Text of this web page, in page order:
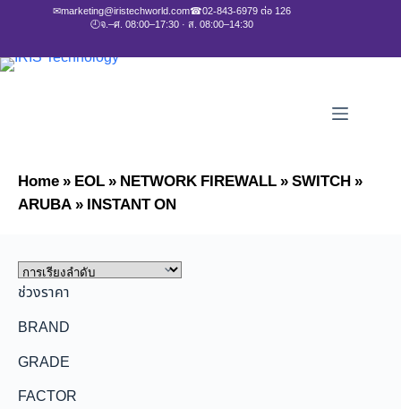
✉marketing@iristechworld.com☎02-843-6979 ต่อ 126
🕘จ.–ศ. 08:00–17:30 · ส. 08:00–14:30
Home»EOL»NETWORK FIREWALL»SWITCH»
ARUBA»INSTANT ON
ช่วงราคา
BRAND
GRADE
FACTOR